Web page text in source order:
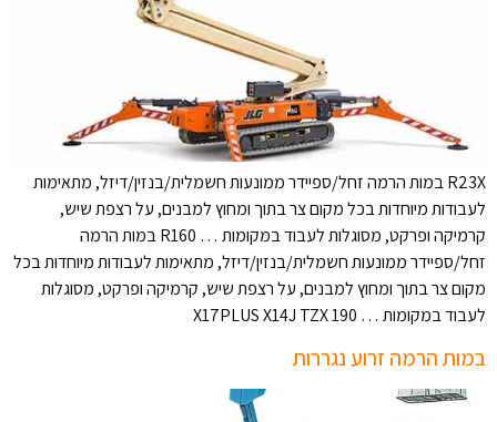
R23X במות הרמה זחל/ספיידר ממונעות חשמלית/בנזין/דיזל, מתאימות
לעבודות מיוחדות בכל מקום צר בתוך ומחוץ למבנים, על רצפת שיש,
קרמיקה ופרקט, מסוגלות לעבוד במקומות … R160 במות הרמה
זחל/ספיידר ממונעות חשמלית/בנזין/דיזל, מתאימות לעבודות מיוחדות בכל
מקום צר בתוך ומחוץ למבנים, על רצפת שיש, קרמיקה ופרקט, מסוגלות
לעבוד במקומות … X17PLUS X14J TZX 190
במות הרמה זרוע נגררות